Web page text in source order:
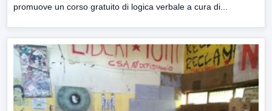
promuove un corso gratuito di logica verbale a cura di...